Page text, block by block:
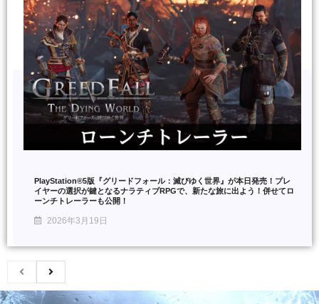
PlayStation®5版『グリードフォール：滅びゆく世界』が本日発売！プレ
イヤーの選択が鍵となるナラティブRPGで、新たな旅に出よう！併せてロ
ーンチトレーラーも公開！
2026年3月19日